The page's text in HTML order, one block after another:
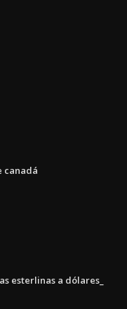
canadá
esterlinas a dólares_